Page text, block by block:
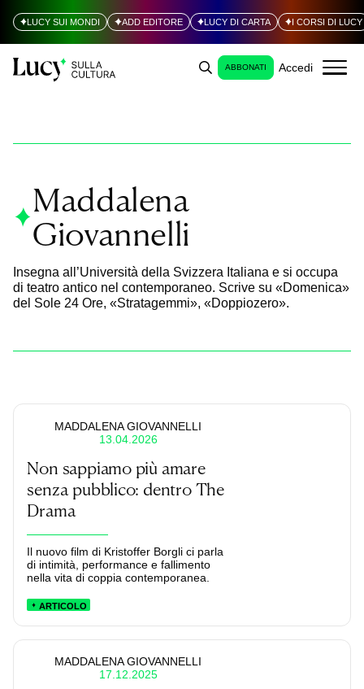
LUCY SUI MONDI ADD EDITORE LUCY DI CARTA I CORSI DI LUCY
ABBONATI Accedi
Maddalena
Giovannelli
Insegna all’Università della Svizzera Italiana e si occupa
di teatro antico nel contemporaneo. Scrive su «Domenica»
del Sole 24 Ore, «Stratagemmi», «Doppiozero».
MADDALENA GIOVANNELLI
13.04.2026
Non sappiamo più amare
senza pubblico: dentro The
Drama
Il nuovo film di Kristoffer Borgli ci parla
di intimità, performance e fallimento
nella vita di coppia contemporanea.
ARTICOLO
MADDALENA GIOVANNELLI
17.12.2025